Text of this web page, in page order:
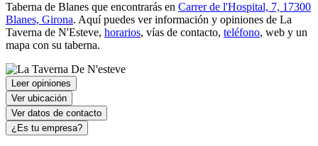
Taberna de Blanes que encontrarás en Carrer de l'Hospital, 7, 17300
Blanes, Girona. Aquí puedes ver información y opiniones de La
Taverna de N'Esteve, horarios, vías de contacto, teléfono, web y un
mapa con su taberna.
Leer opiniones
Ver ubicación
Ver datos de contacto
¿Es tu empresa?